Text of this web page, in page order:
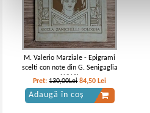
M. Valerio Marziale - Epigrami
scelti con note din G. Senigaglia
(1910)
Pret:130,00Lei 84,50 Lei
Adaugă în coș